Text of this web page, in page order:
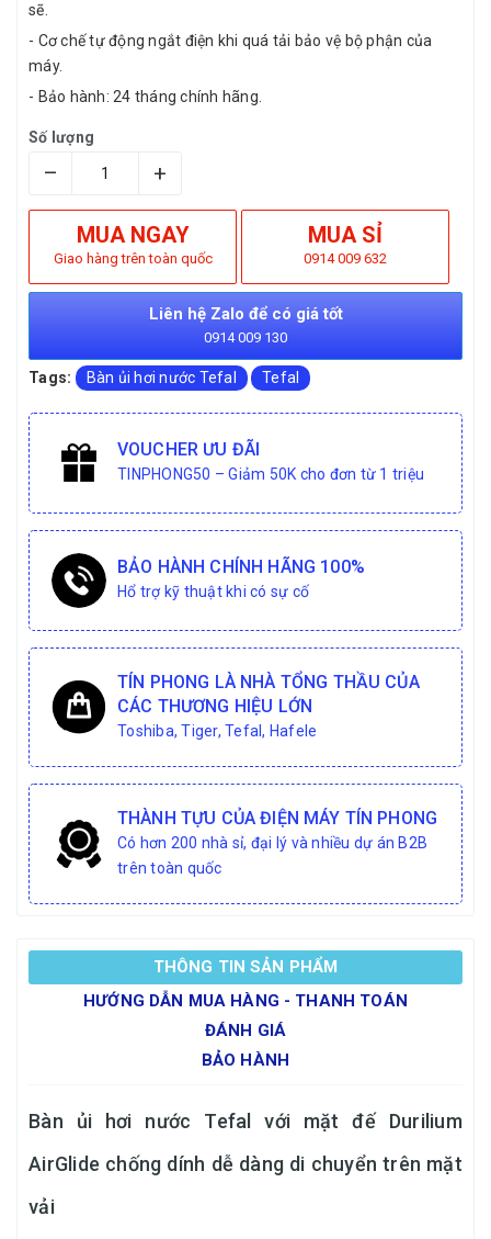
sẽ.
- Cơ chế tự động ngắt điện khi quá tải bảo vệ bộ phận của
máy.
- Bảo hành: 24 tháng chính hãng.
Số lượng
– +
MUA NGAY
Giao hàng trên toàn quốc
MUA SỈ
0914 009 632
Liên hệ Zalo để có giá tốt
0914 009 130
Tags: Bàn ủi hơi nước Tefal Tefal
VOUCHER ƯU ĐÃI
TINPHONG50 – Giảm 50K cho đơn từ 1 triệu
BẢO HÀNH CHÍNH HÃNG 100%
Hổ trợ kỹ thuật khi có sự cố
TÍN PHONG LÀ NHÀ TỔNG THẦU CỦA
CÁC THƯƠNG HIỆU LỚN
Toshiba, Tiger, Tefal, Hafele
THÀNH TỰU CỦA ĐIỆN MÁY TÍN PHONG
Có hơn 200 nhà sỉ, đại lý và nhiều dự án B2B
trên toàn quốc
THÔNG TIN SẢN PHẨM
HƯỚNG DẪN MUA HÀNG - THANH TOÁN
ĐÁNH GIÁ
BẢO HÀNH
Bàn ủi hơi nước Tefal với mặt đế Durilium
AirGlide chống dính dễ dàng di chuyển trên mặt
vải